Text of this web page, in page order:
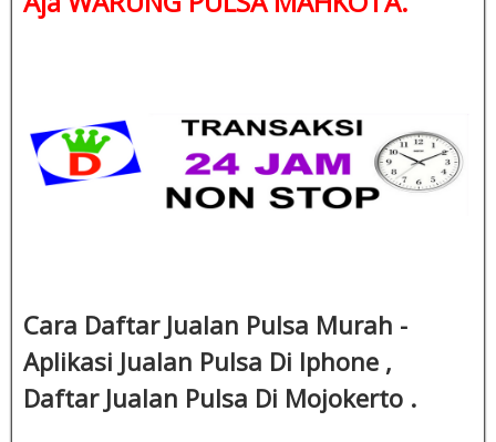
Cara Daftar Jualan Pulsa Murah -
Aplikasi Jualan Pulsa Di Iphone ,
Daftar Jualan Pulsa Di Mojokerto .